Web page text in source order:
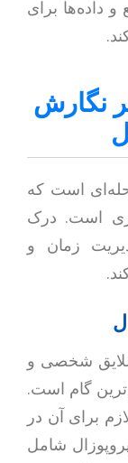
و داده‌ها برای
نگارش
است که
است. درک
زمان و
علایق شخصی و
گام است.
برای آن در
شامل